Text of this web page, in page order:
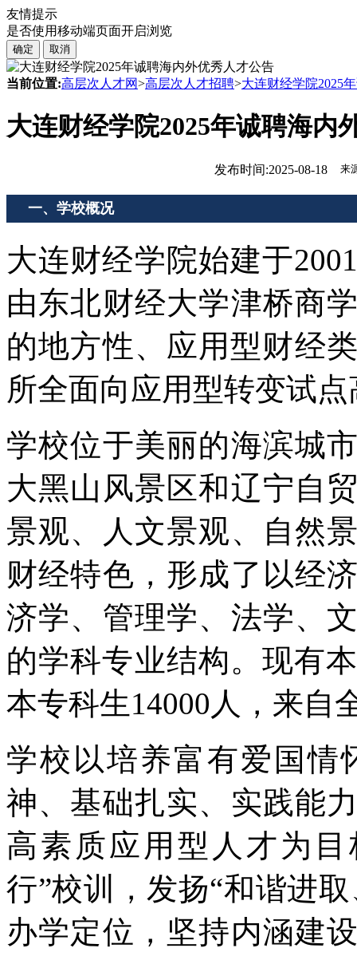
友情提示
是否使用移动端页面开启浏览
确定 取消
当前位置:高层次人才网>高层次人才招聘>大连财经学院2025
大连财经学院2025年诚聘海内
发布时间:2025-08-18 来
一、学校概况
大连财经学院始建于
由东北财经大学津桥商
的地方性、应用型财经
所全面向应用型转变试
学校位于美丽的海滨城
大黑山风景区和辽宁自
景观、人文景观、自然
财经特色，形成了以经
济学、管理学、法学、
的学科专业结构。现有
本专科生14000人，来自
学校以培养富有爱国情
神、基础扎实、实践能
高素质应用型人才为
行”校训，发扬“和谐进
办学定位，坚持内涵建